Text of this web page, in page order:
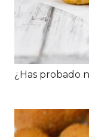
¿Has probado